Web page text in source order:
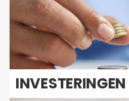
IN­VES­TE­RIN­GEN